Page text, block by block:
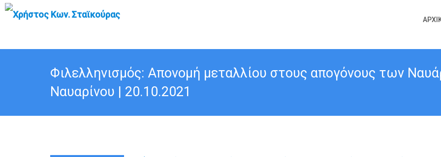
Φιλελληνισμός: Απονομή μεταλλίου στους απογόνους των
Ναυαρίνου | 20.10.2021